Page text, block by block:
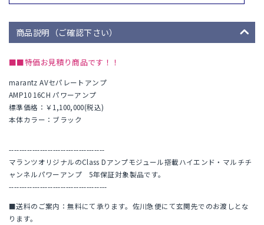
商品説明（ご確認下さい）
■■特価お見積り商品です！！
marantz AVセパレートアンプ
AMP10 16CH パワーアンプ
標準価格：￥1,100,000(税込)
本体カラー：ブラック
-------------------------------------
マランツオリジナルのClass Dアンプモジュール搭載ハイエンド・マルチチ
ャンネルパワーアンプ 5年保証対象製品です。
--------------------------------------
■送料のご案内：無料にて承ります。佐川急便にて玄関先でのお渡しとな
ります。